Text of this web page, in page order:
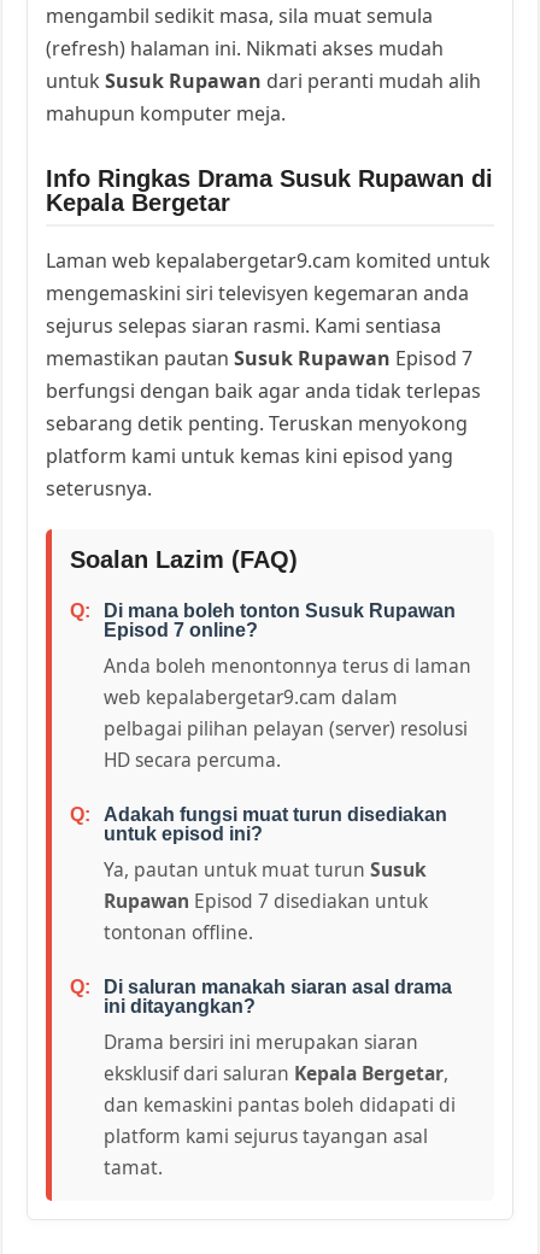
mengambil sedikit masa, sila muat semula
(refresh) halaman ini. Nikmati akses mudah
untukSusuk Rupawan dari peranti mudah alih
mahupun komputer meja.
Info Ringkas Drama Susuk Rupawan di
Kepala Bergetar
Laman web kepalabergetar9.cam komited untuk
mengemaskini siri televisyen kegemaran anda
sejurus selepas siaran rasmi. Kami sentiasa
memastikan pautanSusuk Rupawan Episod 7
berfungsi dengan baik agar anda tidak terlepas
sebarang detik penting. Teruskan menyokong
platform kami untuk kemas kini episod yang
seterusnya.
Soalan Lazim (FAQ)
Di mana boleh tonton Susuk Rupawan
Episod 7 online?
Anda boleh menontonnya terus di laman
web kepalabergetar9.cam dalam
pelbagai pilihan pelayan (server) resolusi
HD secara percuma.
Adakah fungsi muat turun disediakan
untuk episod ini?
Ya, pautan untuk muat turunSusuk
Rupawan Episod 7 disediakan untuk
tontonan offline.
Di saluran manakah siaran asal drama
ini ditayangkan?
Drama bersiri ini merupakan siaran
eksklusif dari saluran Kepala Bergetar,
dan kemaskini pantas boleh didapati di
platform kami sejurus tayangan asal
tamat.